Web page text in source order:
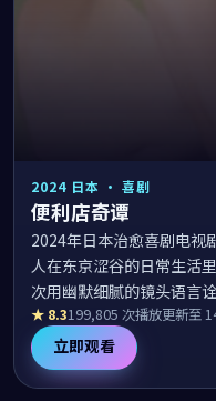
2024 日本 · 喜剧
便利店奇谭
2024年日本治愈喜剧电视
人在东京涩谷的日常生活
次用幽默细腻的镜头语言
意满满，是适合下饭与睡
★ 8.3199,805 次播放更新至
立即观看